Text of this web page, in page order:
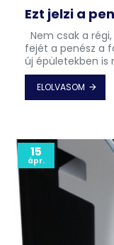
Ezt jelzi a
Nem csak a
fejét a penész a
új épületekben is
ELOLVASOM
15
ápr.